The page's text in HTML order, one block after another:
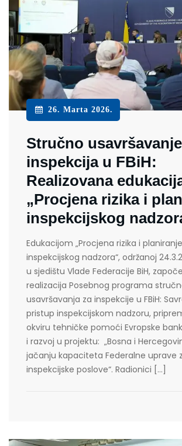
26. Marta 2026.
Stručno usavršavanje
inspekcija u FBiH:
Realizovana
„Procjena rizika i
inspekcijskog
Edukacijom „Procjena rizika i planiranje
inspekcijskog nadzora“, održanoj
u sjedištu Vlade Federacije BiH,
realizacija Posebnog programa
usavršavanja za inspekcije u FBiH:
pristup inspekcijskom nadzoru,
okviru tehničke pomoći Evropske
i razvoj u projektu: „Bosna i
jačanju kapaciteta Federalne uprave
inspekcijske poslove“. Radionici […]